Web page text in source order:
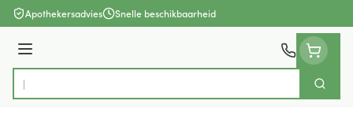
Ga naar de inhoud
Apothekersadvies Snelle beschikbaarheid
Menu
Product, merk, categorie...
Zoek